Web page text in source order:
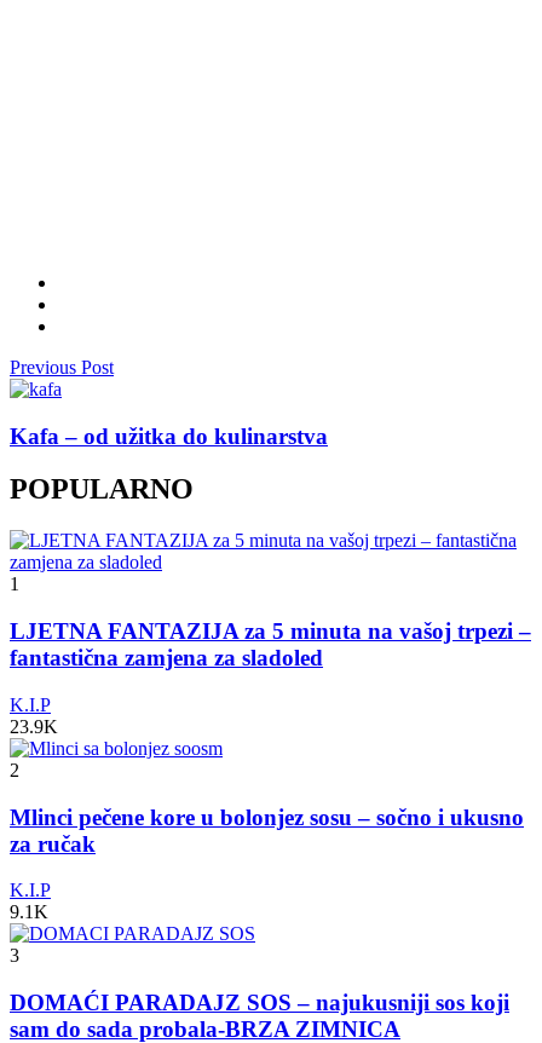
Previous Post
Kafa – od užitka do kulinarstva
POPULARNO
1
LJETNA FANTAZIJA za 5 minuta na vašoj trpezi –
fantastična zamjena za sladoled
K.I.P
23.9K
2
Mlinci pečene kore u bolonjez sosu – sočno i ukusno
za ručak
K.I.P
9.1K
3
DOMAĆI PARADAJZ SOS – najukusniji sos koji
sam do sada probala-BRZA ZIMNICA